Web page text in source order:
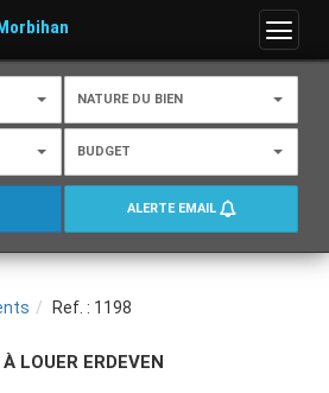
Menu
NATURE DU BIEN
BUDGET
ALERTE EMAIL
Ref. : 1198
LOUER ERDEVEN